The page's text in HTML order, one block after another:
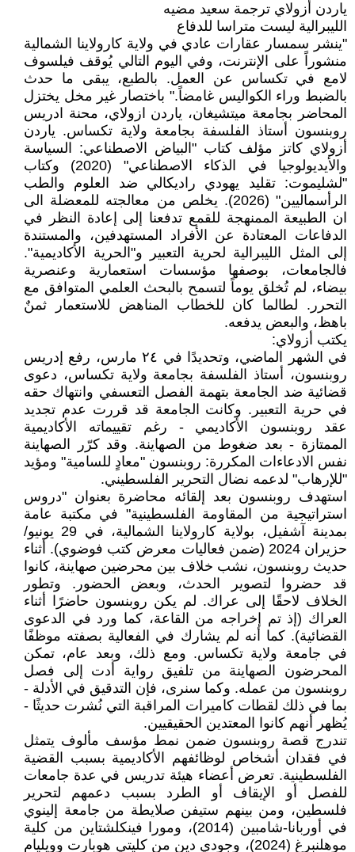
ياردن أزولاي ترجمة سعيد مضيه
الليبرالية ليست متراسا للدفاع
"ينشر سمسار عقارات عادي في ولاية كارولاينا الشمالية
منشوراً على الإنترنت، وفي اليوم التالي يُوقف فيلسوف
لامع في تكساس عن العمل. بالطبع، يبقى ما حدث
بالضبط وراء الكواليس غامضاً." باختصار غير مخل يختزل
المحاضر بجامعة ميتشيغان، ياردن ازولاي، محنة ادريس
روبنسون أستاذ الفلسفة بجامعة ولاية تكساس. ياردن
أزولاي كاتز مؤلف كتاب "البياض الاصطناعي: السياسة
والأيديولوجيا في الذكاء الاصطناعي" (2020) وكتاب
"لشليموت: تقليد يهودي راديكالي ضد العلوم والطب
الرأسماليين" (2026). يخلص من معالجته للمعضلة الى
ان الطبيعة الممنهجة للقمع تدفعنا إلى إعادة النظر في
الدفاعات المعتادة عن الأفراد المستهدفين، والمستندة
إلى المثل الليبرالية لحرية التعبير و"الحرية الأكاديمية".
فالجامعات، بوصفها مؤسسات استعمارية وعنصرية
بيضاء، لم تُخلق يوماً لتسمح بالبحث العلمي المتوافق مع
التحرر. لطالما كان للخطاب المناهض للاستعمار ثمنٌ
باهظ، والبعض يدفعه.
يكتب أزولاي:
في الشهر الماضي، وتحديدًا في ٢٤ مارس، رفع إدريس
روبنسون، أستاذ الفلسفة بجامعة ولاية تكساس، دعوى
قضائية ضد الجامعة بتهمة الفصل التعسفي وانتهاك حقه
في حرية التعبير. وكانت الجامعة قد قررت عدم تجديد
عقد روبنسون الأكاديمي - رغم تقييماته الأكاديمية
الممتازة - بعد ضغوط من الصهاينة. وقد كرّر الصهاينة
نفس الادعاءات المكررة: روبنسون "معادٍ للسامية" ومؤيد
"للإرهاب" لدعمه نضال التحرير الفلسطيني.
استهدف روبنسون بعد إلقائه محاضرة بعنوان "دروس
استراتيجية من المقاومة الفلسطينية" في مكتبة عامة
بمدينة آشفيل، بولاية كارولاينا الشمالية، في 29 يونيو/
حزيران 2024 (ضمن فعاليات معرض كتب فوضوي). أثناء
حديث روبنسون، نشب خلاف بين محرضين صهاينة، كانوا
قد حضروا لتصوير الحدث، وبعض الحضور. وتطور
الخلاف لاحقًا إلى عراك. لم يكن روبنسون حاضرًا أثناء
العراك (إذ تم إخراجه من القاعة، كما ورد في الدعوى
القضائية). كما أنه لم يشارك في الفعالية بصفته موظفًا
في جامعة ولاية تكساس. ومع ذلك، وبعد عام، تمكن
المحرضون الصهاينة من تلفيق رواية أدت إلى فصل
روبنسون من عمله. وكما سنرى، فإن التدقيق في الأدلة -
بما في ذلك لقطات كاميرات المراقبة التي نُشرت حديثًا -
يُظهر أنهم كانوا المعتدين الحقيقيين.
تندرج قصة روبنسون ضمن نمط مؤسف مألوف يتمثل
في فقدان أشخاص لوظائفهم الأكاديمية بسبب القضية
الفلسطينية. تعرض أعضاء هيئة تدريس في عدة جامعات
للفصل أو الإيقاف أو الطرد بسبب دعمهم لتحرير
فلسطين، ومن بينهم ستيفن صلايطة من جامعة إلينوي
في أوربانا-شامبين (2014)، ومورا فينكلشتاين من كلية
موهلنبرغ (2024)، وجودي دين من كليتي هوبارت وويليام